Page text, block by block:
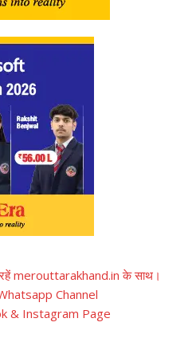
merouttarakhand.in के साथ।
Channel
& Instagram Page